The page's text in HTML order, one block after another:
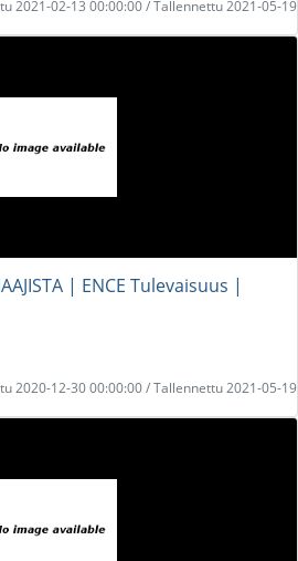
2021-02-13 00:00:00 / Tallennettu 2021-05-19
| ENCE Tulevaisuus |
2020-12-30 00:00:00 / Tallennettu 2021-05-19